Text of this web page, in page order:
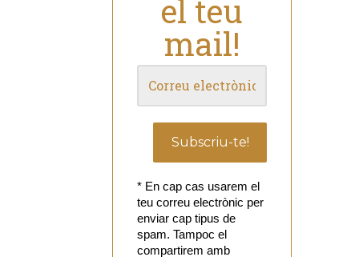
el teu
mail!
* En cap cas usarem el
teu correu electrònic per
enviar cap tipus de
spam. Tampoc el
compartirem amb